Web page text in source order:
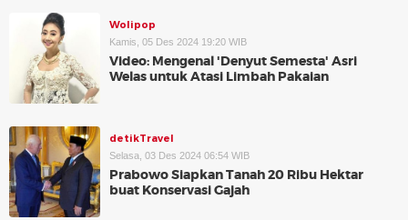
Wolipop
Kamis, 05 Des 2024 19:20 WIB
Video: Mengenal 'Denyut Semesta' Asri
Welas untuk Atasi Limbah Pakaian
detikTravel
Selasa, 03 Des 2024 06:54 WIB
Prabowo Siapkan Tanah 20 Ribu Hektar
buat Konservasi Gajah